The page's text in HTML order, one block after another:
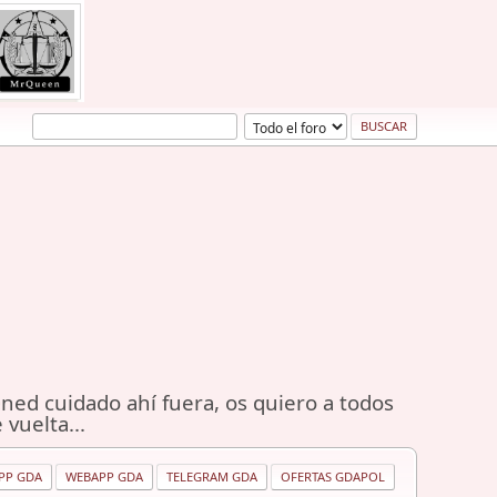
cuidado ahí fuera, os quiero a todos
vuelta...
GDA WEBAPP GDA TELEGRAM GDA OFERTAS GDAPOL